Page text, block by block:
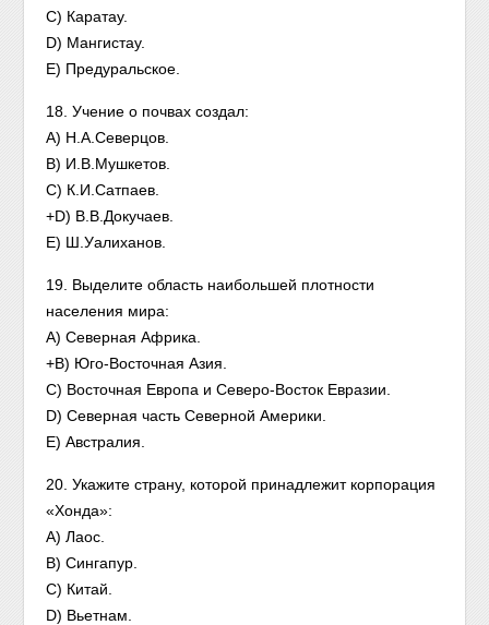
C) Каратау.
D) Мангистау.
E) Предуральское.
18. Учение о почвах создал:
A) Н.А.Северцов.
B) И.В.Мушкетов.
C) К.И.Сатпаев.
+D) В.В.Докучаев.
E) Ш.Уалиханов.
19. Выделите область наибольшей плотности
населения мира:
А) Северная Африка.
+B) Юго-Восточная Азия.
C) Восточная Европа и Северо-Восток Евразии.
D) Северная часть Северной Америки.
E) Австралия.
20. Укажите страну, которой принадлежит корпорация
«Хонда»:
A) Лаос.
B) Сингапур.
C) Китай.
D) Вьетнам.